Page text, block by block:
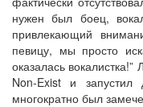
нужен был боец,
привлекающий
певицу, мы просто
оказалась
Non-Exist и
многократно был